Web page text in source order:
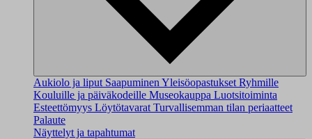
Aukiolo ja liput Saapuminen Yleisöopastukset Ryhmille
Kouluille ja päiväkodeille Museokauppa Luotsitoiminta
Esteettömyys Löytötavarat Turvallisemman tilan periaatteet
Palaute
Näyttelyt ja tapahtumat